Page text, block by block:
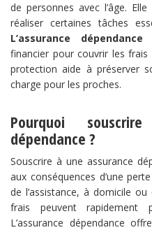
de personnes avec l’âge.
réaliser certaines tâches
L’assurance dépendance
financier pour couvrir les
protection aide à préserver
charge pour les proches.
Pourquoi
dépendance ?
Souscrire à une assurance
aux conséquences d’une
de l’assistance, à domicile
frais peuvent rapidement
L’assurance dépendance